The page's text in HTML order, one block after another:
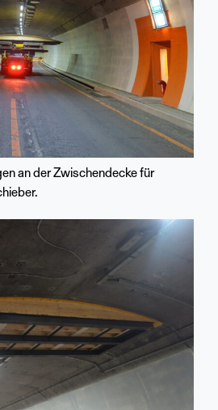
an der Zwischendecke für